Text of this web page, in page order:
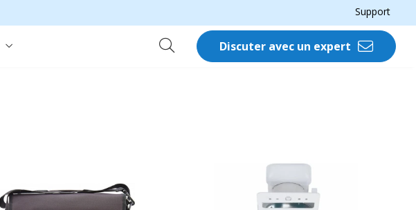
Support
Discuter avec un expert